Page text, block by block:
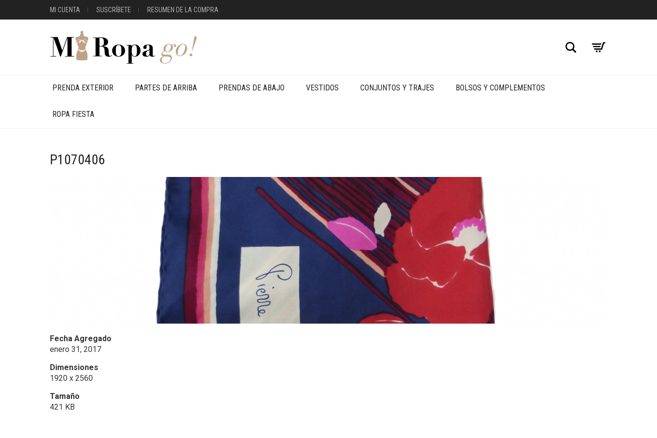
MI CUENTA SUSCRÍBETE RESUMEN DE LA COMPRA
Buscar
PRENDA EXTERIOR PARTES DE ARRIBA PRENDAS DE ABAJO VESTIDOS CONJUNTOS Y TRAJES BOLSOS Y COMPLEMENTOS
ROPA FIESTA
P1070406
Fecha Agregado
enero 31, 2017
Dimensiones
1920 x 2560
Tamaño
421 KB